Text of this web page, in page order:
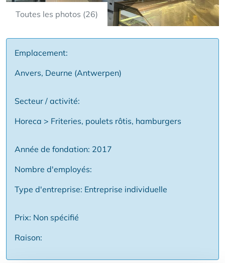
Toutes les photos (26)
Emplacement:
Anvers, Deurne (Antwerpen)
Secteur / activité:
Horeca > Friteries, poulets rôtis, hamburgers
Année de fondation: 2017
Nombre d'employés:
Type d'entreprise: Entreprise individuelle
Prix: Non spécifié
Raison: